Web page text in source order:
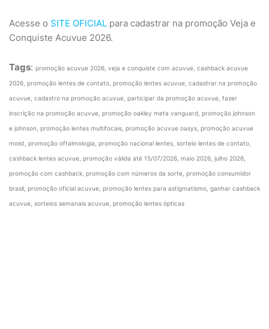
Acesse o SITE OFICIAL para cadastrar na promoção Veja e
Conquiste Acuvue 2026.
Tags: promoção acuvue 2026, veja e conquiste com acuvue, cashback acuvue
2026, promoção lentes de contato, promoção lentes acuvue, cadastrar na promoção
acuvue, cadastro na promoção acuvue, participar da promoção acuvue, fazer
inscrição na promoção acuvue, promoção oakley meta vanguard, promoção johnson
e johnson, promoção lentes multifocais, promoção acuvue oasys, promoção acuvue
moist, promoção oftalmologia, promoção nacional lentes, sorteio lentes de contato,
cashback lentes acuvue, promoção válida até 15/07/2026, maio 2026, julho 2026,
promoção com cashback, promoção com números da sorte, promoção consumidor
brasil, promoção oficial acuvue, promoção lentes para astigmatismo, ganhar cashback
acuvue, sorteios semanais acuvue, promoção lentes ópticas